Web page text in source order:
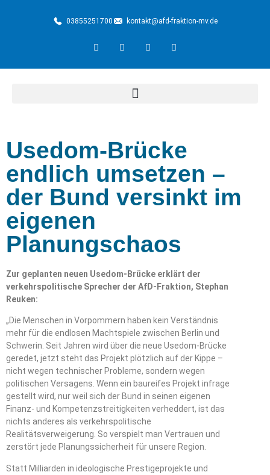
03855251700 kontakt@afd-fraktion-mv.de
Usedom-Brücke
endlich umsetzen –
der Bund versinkt im
eigenen
Planungschaos
Zur geplanten neuen Usedom-Brücke erklärt der
verkehrspolitische Sprecher der AfD-Fraktion, Stephan
Reuken:
„Die Menschen in Vorpommern haben kein Verständnis
mehr für die endlosen Machtspiele zwischen Berlin und
Schwerin. Seit Jahren wird über die neue Usedom-Brücke
geredet, jetzt steht das Projekt plötzlich auf der Kippe –
nicht wegen technischer Probleme, sondern wegen
politischen Versagens. Wenn ein baureifes Projekt infrage
gestellt wird, nur weil sich der Bund in seinen eigenen
Finanz- und Kompetenzstreitigkeiten verheddert, ist das
nichts anderes als verkehrspolitische
Realitätsverweigerung. So verspielt man Vertrauen und
zerstört jede Planungssicherheit für unsere Region.
Statt Milliarden in ideologische Prestigeprojekte und